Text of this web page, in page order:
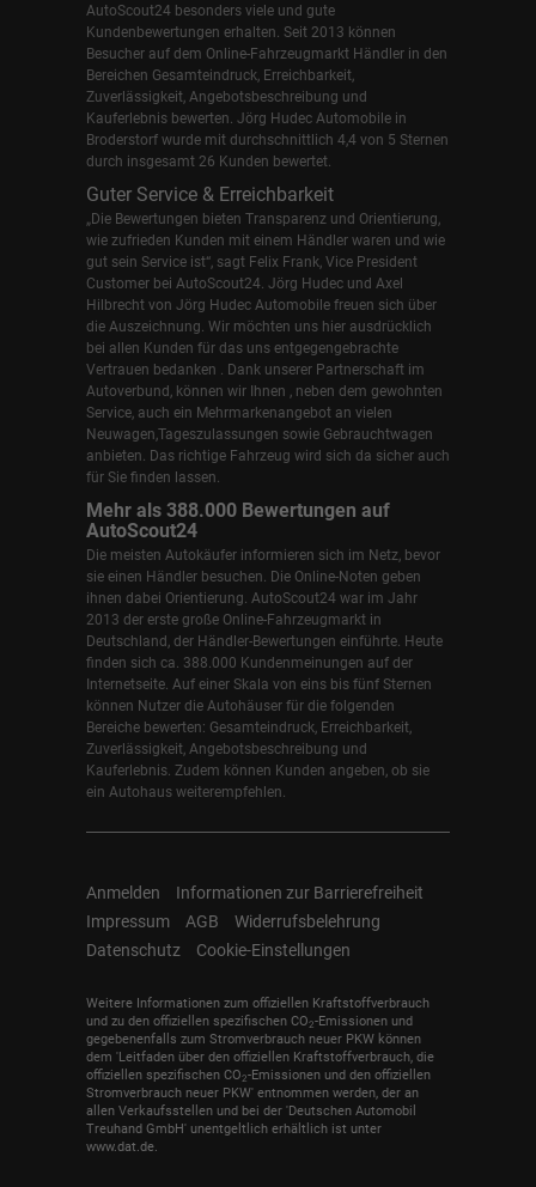
AutoScout24 besonders viele und gute
Kundenbewertungen erhalten. Seit 2013 können
Besucher auf dem Online-Fahrzeugmarkt Händler in den
Bereichen Gesamteindruck, Erreichbarkeit,
Zuverlässigkeit, Angebotsbeschreibung und
Kauferlebnis bewerten. Jörg Hudec Automobile in
Broderstorf wurde mit durchschnittlich 4,4 von 5 Sternen
durch insgesamt 26 Kunden bewertet.
Guter Service & Erreichbarkeit
„Die Bewertungen bieten Transparenz und Orientierung,
wie zufrieden Kunden mit einem Händler waren und wie
gut sein Service ist“, sagt Felix Frank, Vice President
Customer bei AutoScout24. Jörg Hudec und Axel
Hilbrecht von Jörg Hudec Automobile freuen sich über
die Auszeichnung. Wir möchten uns hier ausdrücklich
bei allen Kunden für das uns entgegengebrachte
Vertrauen bedanken . Dank unserer Partnerschaft im
Autoverbund, können wir Ihnen , neben dem gewohnten
Service, auch ein Mehrmarkenangebot an vielen
Neuwagen,Tageszulassungen sowie Gebrauchtwagen
anbieten. Das richtige Fahrzeug wird sich da sicher auch
für Sie finden lassen.
Mehr als 388.000 Bewertungen auf
AutoScout24
Die meisten Autokäufer informieren sich im Netz, bevor
sie einen Händler besuchen. Die Online-Noten geben
ihnen dabei Orientierung. AutoScout24 war im Jahr
2013 der erste große Online-Fahrzeugmarkt in
Deutschland, der Händler-Bewertungen einführte. Heute
finden sich ca. 388.000 Kundenmeinungen auf der
Internetseite. Auf einer Skala von eins bis fünf Sternen
können Nutzer die Autohäuser für die folgenden
Bereiche bewerten: Gesamteindruck, Erreichbarkeit,
Zuverlässigkeit, Angebotsbeschreibung und
Kauferlebnis. Zudem können Kunden angeben, ob sie
ein Autohaus weiterempfehlen.
Anmelden
Informationen zur Barrierefreiheit
Impressum
AGB
Widerrufsbelehrung
Datenschutz
Cookie-Einstellungen
Weitere Informationen zum offiziellen Kraftstoffverbrauch
und zu den offiziellen spezifischen CO2-Emissionen und
gegebenenfalls zum Stromverbrauch neuer PKW können
dem 'Leitfaden über den offiziellen Kraftstoffverbrauch, die
offiziellen spezifischen CO2-Emissionen und den offiziellen
Stromverbrauch neuer PKW' entnommen werden, der an
allen Verkaufsstellen und bei der 'Deutschen Automobil
Treuhand GmbH' unentgeltlich erhältlich ist unter
www.dat.de.